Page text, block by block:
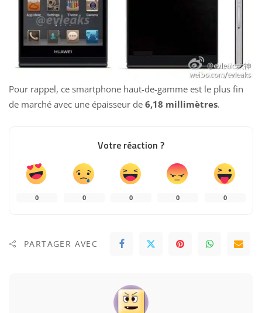
Pour rappel, ce smartphone haut-de-gamme est le plus fin
de marché avec une épaisseur de 6,18 millimètres.
Votre réaction ?
0 0 0 0 0
PARTAGER AVEC